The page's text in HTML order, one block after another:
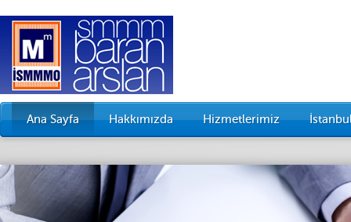
Ana Sayfa Hakkımızda Hizmetlerimiz